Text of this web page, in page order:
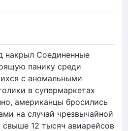
накрыл Соединенные
панику среди
с аномальными
в супермаркетах
американцы бросились
на случай чрезвычайной
12 тысяч авиарейсов